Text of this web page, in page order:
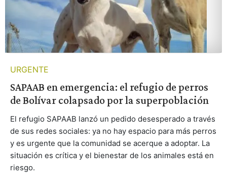
URGENTE
SAPAAB en emergencia: el refugio de perros
de Bolívar colapsado por la superpoblación
El refugio SAPAAB lanzó un pedido desesperado a través
de sus redes sociales: ya no hay espacio para más perros
y es urgente que la comunidad se acerque a adoptar. La
situación es crítica y el bienestar de los animales está en
riesgo.